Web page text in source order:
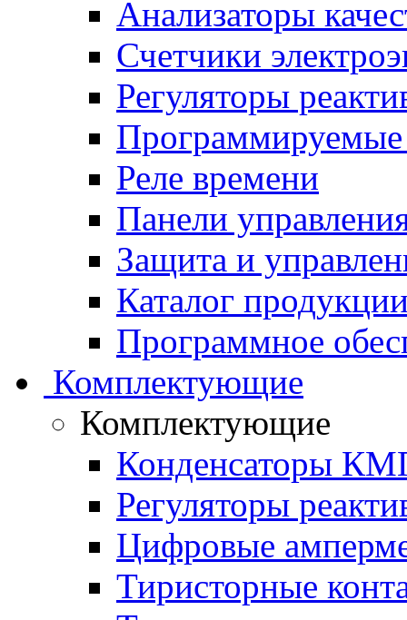
Анализаторы
Счетчики
Регуляторы
Программируемые
Реле времени
Панели
Защита и
Каталог
Программное
Комплектующие
Комплектующие
Конденсаторы
Регуляторы
Цифровые
Тиристорные